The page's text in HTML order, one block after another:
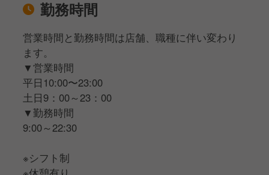
勤務時間
営業時間と勤務時間は店舗、職種に伴い変わり
ます。
▼営業時間
平日10:00〜23:00
土日9：00～23：00
▼勤務時間
9:00～22:30
※シフト制